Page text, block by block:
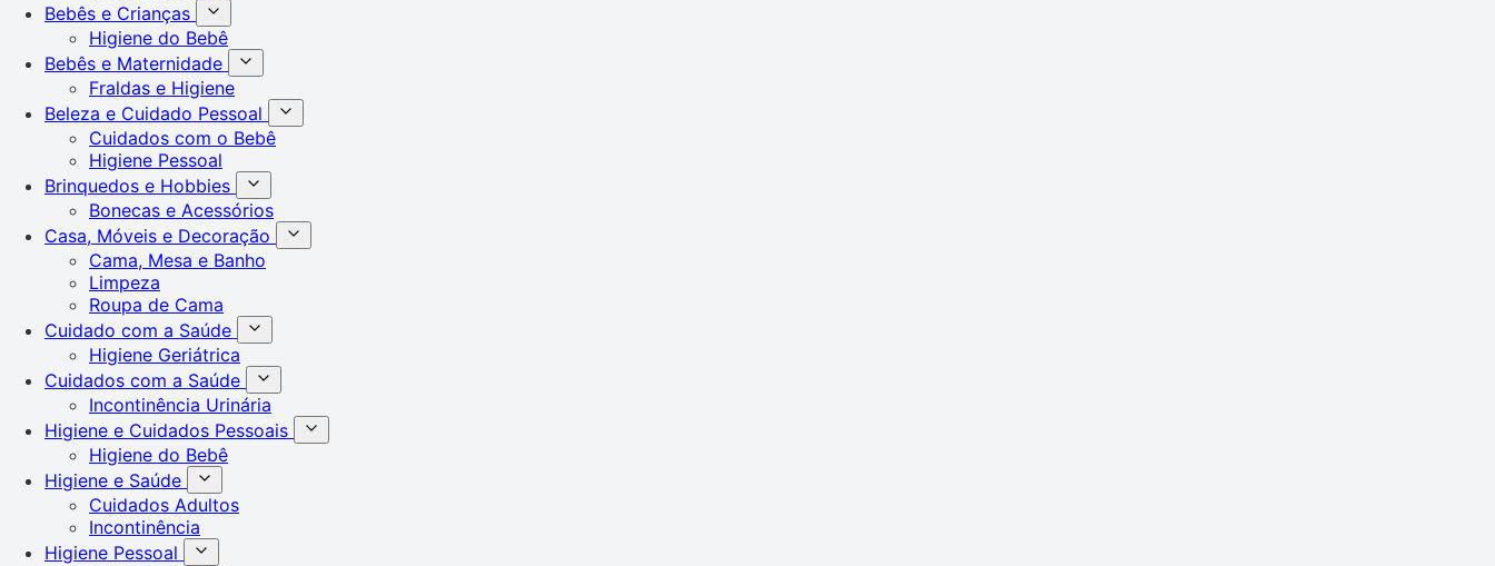
Bebês e Crianças
Higiene do Bebê
Bebês e Maternidade
Fraldas e Higiene
Beleza e Cuidado Pessoal
Cuidados com o Bebê
Higiene Pessoal
Brinquedos e Hobbies
Bonecas e Acessórios
Casa, Móveis e Decoração
Cama, Mesa e Banho
Limpeza
Roupa de Cama
Cuidado com a Saúde
Higiene Geriátrica
Cuidados com a Saúde
Incontinência Urinária
Higiene e Cuidados Pessoais
Higiene do Bebê
Higiene e Saúde
Cuidados Adultos
Incontinência
Higiene Pessoal